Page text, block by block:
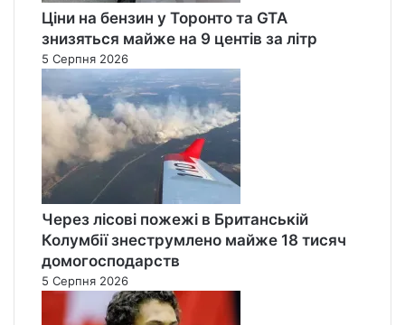
Ціни на бензин у Торонто та GTA
знизяться майже на 9 центів за літр
5 Серпня 2026
Через лісові пожежі в Британській
Колумбії знеструмлено майже 18 тисяч
домогосподарств
5 Серпня 2026